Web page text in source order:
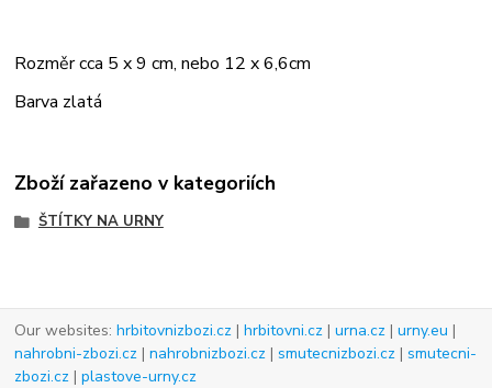
Rozměr cca 5 x 9 cm, nebo 12 x 6,6cm
Barva zlatá
Zboží zařazeno v kategoriích
ŠTÍTKY NA URNY
Our websites:hrbitovnizbozi.cz |hrbitovni.cz |urna.cz |urny.eu |
nahrobni-zbozi.cz |nahrobnizbozi.cz |smutecnizbozi.cz |smutecni-
zbozi.cz |plastove-urny.cz